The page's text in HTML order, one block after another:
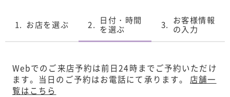
1. お店を選ぶ 2. 日付・時間
を選ぶ 3. お客様情報
の入力
Webでのご来店予約は前日24時までご予約いただけ
ます。 当日のご予約はお電話にて承ります。 店舗一
覧はこちら